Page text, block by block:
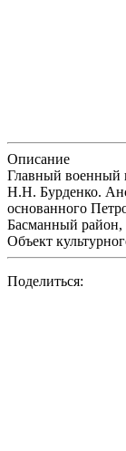
Описание
Главный военный
Н.Н. Бурденко.
основанного
Басманный район,
Объект
Поделиться: